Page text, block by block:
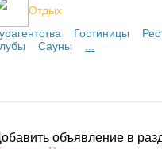
Отдых
Гостиницы
Сауны
объявление в